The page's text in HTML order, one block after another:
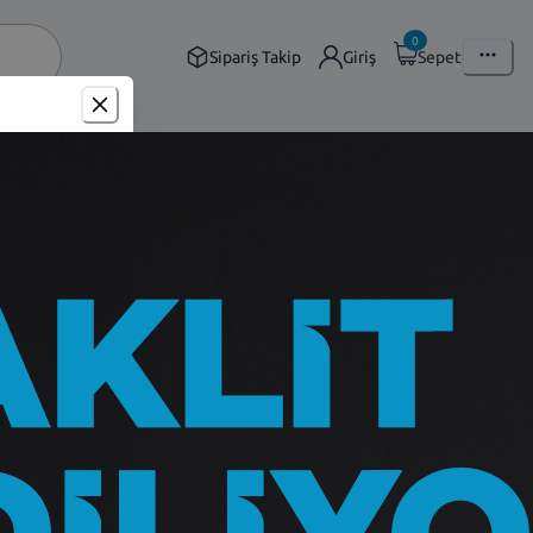
Sipariş Takip Giriş
0
Sepet
Dış Yan - Fiat Palio Albea